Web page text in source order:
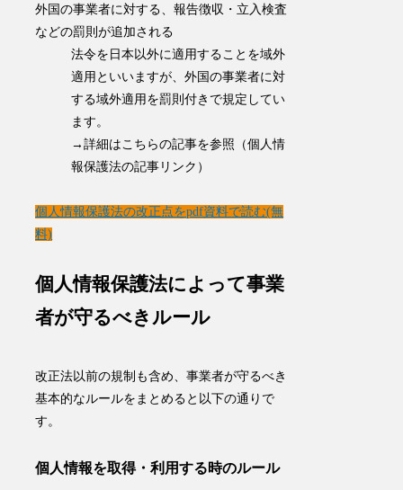
外国の事業者に対する、報告徴収・立入検査
などの罰則が追加される
法令を日本以外に適用することを域外
適用といいますが、外国の事業者に対
する域外適用を罰則付きで規定してい
ます。
→詳細はこちらの記事を参照（個人情
報保護法の記事リンク）
個人情報保護法の改正点をpdf資料で読む(無
料)
個人情報保護法によって事業
者が守るべきルール
改正法以前の規制も含め、事業者が守るべき
基本的なルールをまとめると以下の通りで
す。
個人情報を取得・利用する時のルール